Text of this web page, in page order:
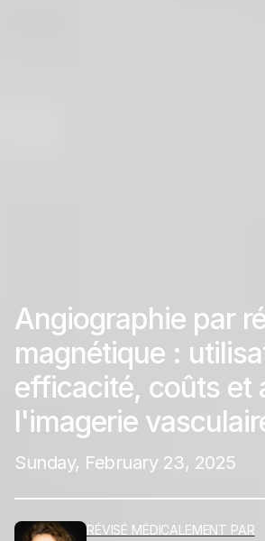
Angiographie par
magnétique :
efficacité, coûts et
l'imagerie
Sunday, February 23, 2025
RÉVISÉ MÉDICALEMENT PAR